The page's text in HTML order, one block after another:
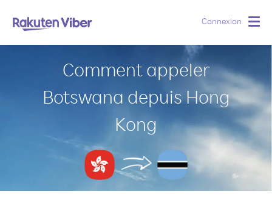
Connexion
Comment appeler
Botswana depuis Hong
Kong